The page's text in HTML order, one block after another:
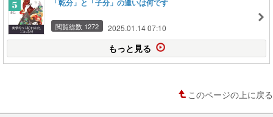
「乾分」と「子分」の違いは何です
閲覧総数 1272 2025.01.14 07:10
もっと見る
このページの上に戻る